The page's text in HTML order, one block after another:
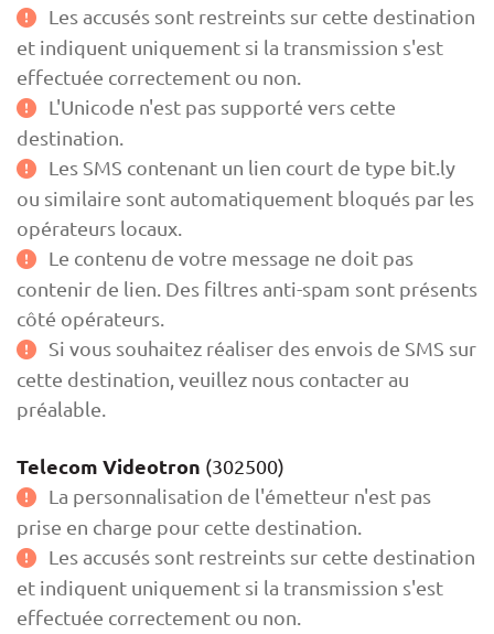
Les accusés sont restreints sur cette destination
et indiquent uniquement si la transmission s'est
effectuée correctement ou non.
L'Unicode n'est pas supporté vers cette
destination.
Les SMS contenant un lien court de type bit.ly
ou similaire sont automatiquement bloqués par les
opérateurs locaux.
Le contenu de votre message ne doit pas
contenir de lien. Des filtres anti-spam sont présents
côté opérateurs.
Si vous souhaitez réaliser des envois de SMS sur
cette destination, veuillez nous contacter au
préalable.
Telecom Videotron (302500)
La personnalisation de l'émetteur n'est pas
prise en charge pour cette destination.
Les accusés sont restreints sur cette destination
et indiquent uniquement si la transmission s'est
effectuée correctement ou non.